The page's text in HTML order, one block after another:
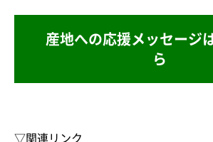
産地への応援メッセージ
ら
▽関連リンク